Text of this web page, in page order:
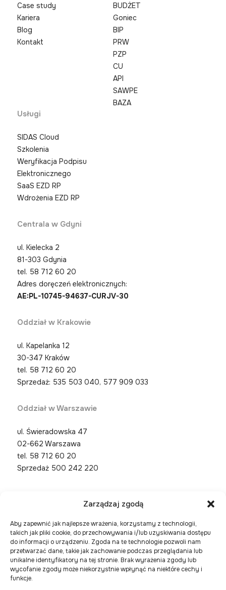
Zarządzaj zgodą
Aby zapewnić jak najlepsze wrażenia, korzystamy z technologii,
takich jak pliki cookie, do przechowywania i/lub uzyskiwania dostępu
do informacji o urządzeniu. Zgoda na te technologie pozwoli nam
przetwarzać dane, takie jak zachowanie podczas przeglądania lub
unikalne identyfikatory na tej stronie. Brak wyrażenia zgody lub
wycofanie zgody może niekorzystnie wpłynąć na niektóre cechy i
funkcje.
Case study
Kariera
Blog
Kontakt
BUDŻET
Goniec
BIP
PRW
PZP
CU
API
SAWPE
BAZA
Usługi
SIDAS Cloud
Szkolenia
Weryfikacja Podpisu
Elektronicznego
SaaS EZD RP
Wdrożenia EZD RP
Centrala w Gdyni
ul. Kielecka 2
81-303 Gdynia
tel. 58 712 60 20
Adres doręczeń elektronicznych:
AE:PL-10745-94637-CURJV-30
Oddział w Krakowie
ul. Kapelanka 12
30-347 Kraków
tel. 58 712 60 20
Sprzedaż: 535 503 040, 577 909 033
Oddział w Warszawie
ul. Świeradowska 47
02-662 Warszawa
tel. 58 712 60 20
Sprzedaż 500 242 220